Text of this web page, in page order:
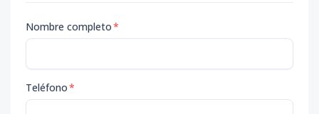
Nombre completo*
Teléfono*